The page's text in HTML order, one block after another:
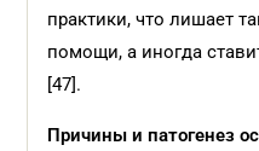
практики, что лишает
помощи, а иногда
[47].
Причины и патогенез